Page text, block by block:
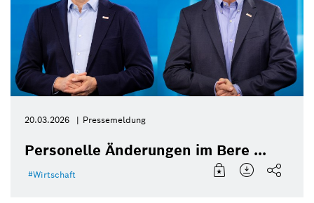
20.03.2026 Pressemeldung
Personelle Änderungen im Bere ...
Wirtschaft